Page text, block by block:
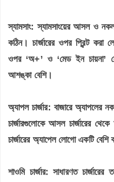
স্যামসাং: স্যামসাংয়ের আসল ও নকল
কঠিন। চার্জারের ওপর প্রিন্ট করা
ওপর ‘অ+’ ও ‘মেড ইন চায়না’
আশঙ্কা বেশি।
অ্যাপল চার্জার: বাজারে অ্যাপলের
চার্জারগুলোকে আসল চার্জারের
চার্জারের অ্যাপেল লোগো একটি বেশি
শাওমি চার্জার: সাধারণত চার্জারের